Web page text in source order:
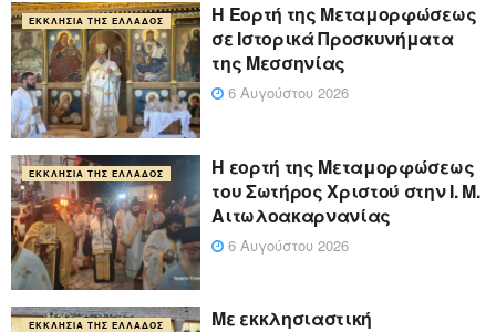
ΕΚΚΛΗΣΊΑ ΤΗΣ ΕΛΛΆΔΟΣ
Η Εορτή της Μεταμορφώσεως
σε Ιστορικά Προσκυνήματα
της Μεσσηνίας
6 Αυγούστου 2026
ΕΚΚΛΗΣΊΑ ΤΗΣ ΕΛΛΆΔΟΣ
Η εορτή της Μεταμορφώσεως
του Σωτήρος Χριστού στην Ι. Μ.
Αιτωλοακαρνανίας
6 Αυγούστου 2026
ΕΚΚΛΗΣΊΑ ΤΗΣ ΕΛΛΆΔΟΣ
Με εκκλησιαστική